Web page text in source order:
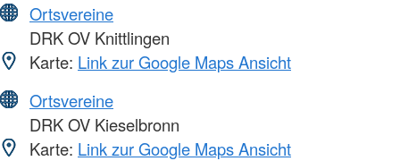
Ortsvereine
DRK OV Knittlingen
Karte: Link zur Google Maps Ansicht
Ortsvereine
DRK OV Kieselbronn
Karte: Link zur Google Maps Ansicht